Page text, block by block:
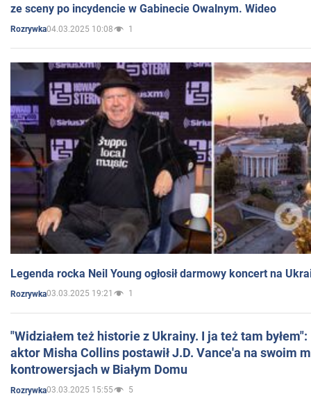
ze sceny po incydencie w Gabinecie Owalnym. Wideo
Rozrywka04.03.2025 10:08 1
Legenda rocka Neil Young ogłosił darmowy koncert na
Rozrywka03.03.2025 19:21 1
"Widziałem też historie z Ukrainy. I ja też tam
aktor Misha Collins postawił J.D. Vance'a na swoim
kontrowersjach w Białym Domu
Rozrywka03.03.2025 15:55 5